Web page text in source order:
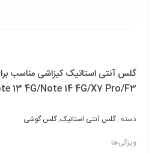
13 4G/Note 14 4G/X7 Pro/F3
دسته :گلس آنتی استاتیک,گلس گوشی
ویژگی‌ها